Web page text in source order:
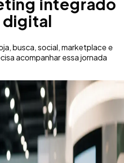
digital
busca, social, marketplace e
acompanhar essa jornada